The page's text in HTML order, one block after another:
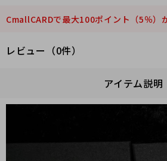
CmallCARDで最大100ポイント（5％）
レビュー（0件）
アイテム説明